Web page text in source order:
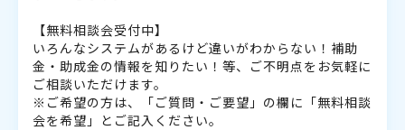
【無料相談会受付中】
いろんなシステムがあるけど違いがわからない！補助
金・助成金の情報を知りたい！等、ご不明点をお気軽に
ご相談いただけます。
※ご希望の方は、「ご質問・ご要望」の欄に「無料相談
会を希望」とご記入ください。